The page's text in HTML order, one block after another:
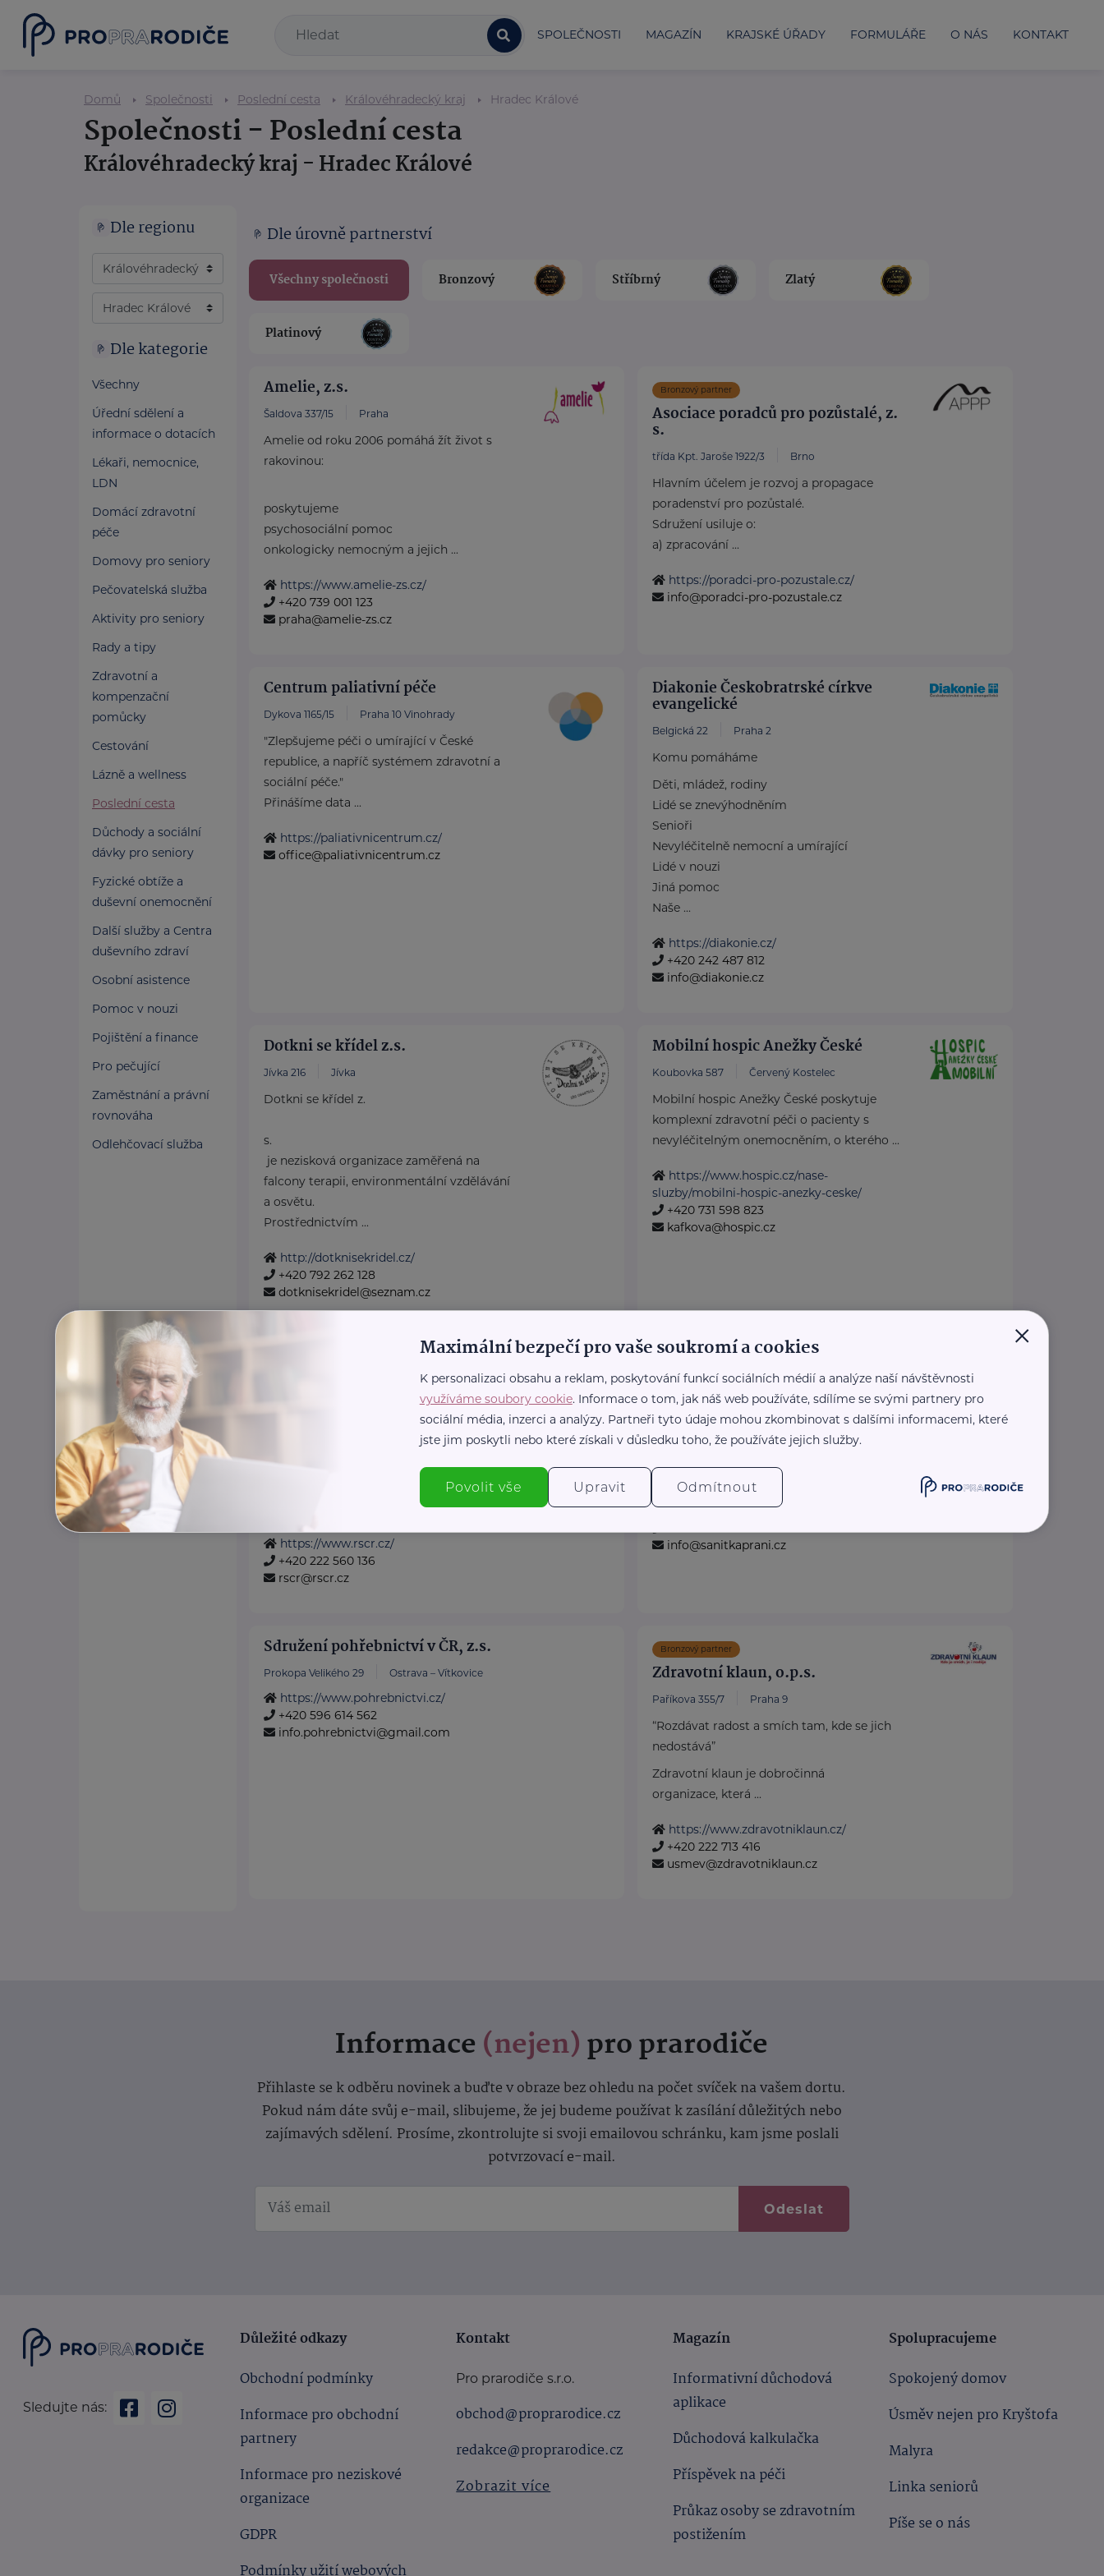
SPOLEČNOSTI MAGAZÍN KRAJSKÉ ÚŘADY FORMULÁŘE O NÁS KONTAKT
Domů Společnosti Poslední cesta Královéhradecký kraj Hradec Králové
Společnosti - Poslední cesta
Královéhradecký kraj - Hradec Králové
Dle regionu
Dle kategorie
Všechny
Úřední sdělení a
informace o dotacích
Lékaři, nemocnice,
LDN
Domácí zdravotní
péče
Domovy pro seniory
Pečovatelská služba
Aktivity pro seniory
Rady a tipy
Zdravotní a
kompenzační
pomůcky
Cestování
Lázně a wellness
Poslední cesta
Důchody a sociální
dávky pro seniory
Fyzické obtíže a
duševní onemocnění
Další služby a Centra
duševního zdraví
Osobní asistence
Pomoc v nouzi
Pojištění a finance
Pro pečující
Zaměstnání a právní
rovnováha
Odlehčovací služba
Dle úrovně partnerství
Všechny společnosti Bronzový Stříbrný Zlatý
Platinový
Amelie, z.s.
Šaldova 337/15 Praha
Amelie od roku 2006 pomáhá žít život s
rakovinou:
poskytujeme
psychosociální pomoc
onkologicky nemocným a jejich ...
https://www.amelie-zs.cz/
+420 739 001 123
praha@amelie-zs.cz
Bronzový partner
Asociace poradců pro pozůstalé, z.
s.
třída Kpt. Jaroše 1922/3 Brno
Hlavním účelem je rozvoj a propagace
poradenství pro pozůstalé.
Sdružení usiluje o:
a) zpracování ...
https://poradci-pro-pozustale.cz/
info@poradci-pro-pozustale.cz
Centrum paliativní péče
Dykova 1165/15 Praha 10 Vinohrady
"Zlepšujeme péči o umírající v České
republice, a napříč systémem zdravotní a
sociální péče."
Přinášíme data ...
https://paliativnicentrum.cz/
office@paliativnicentrum.cz
Diakonie Českobratrské církve
evangelické
Belgická 22 Praha 2
Komu pomáháme
Děti, mládež, rodiny
Lidé se znevýhodněním
Senioři
Nevyléčitelně nemocní a umírající
Lidé v nouzi
Jiná pomoc
Naše ...
https://diakonie.cz/
+420 242 487 812
info@diakonie.cz
Dotkni se křídel z.s.
Jívka 216 Jívka
Dotkni se křídel z.
s.
je nezisková organizace zaměřená na
falcony terapii, environmentální vzdělávání
a osvětu.
Prostřednictvím ...
http://dotknisekridel.cz/
+420 792 262 128
dotknisekridel@seznam.cz
Mobilní hospic Anežky České
Koubovka 587 Červený Kostelec
Mobilní hospic Anežky České poskytuje
komplexní zdravotní péči o pacienty s
nevyléčitelným onemocněním, o kterého ...
https://www.hospic.cz/nase-
sluzby/mobilni-hospic-anezky-ceske/
+420 731 598 823
kafkova@hospic.cz
Politických vězňů 1419/11 Praha 1
Poskytujeme bezplatné sociálně-právní
poradentství pro seniory po celé ČR.
Vydáváme časopis Doba seniorů.
Akreditované poradny RS ...
https://www.rscr.cz/
+420 222 560 136
rscr@rscr.cz
Posláním projektu Sanitka přání je
poskytnout imobilnímu pacientovi v
rozloučit se ...
https://www.sanitkaprani.cz/
info@sanitkaprani.cz
Sdružení pohřebnictví v ČR, z.s.
Prokopa Velikého 29 Ostrava – Vítkovice
https://www.pohrebnictvi.cz/
+420 596 614 562
info.pohrebnictvi@gmail.com
Bronzový partner
Zdravotní klaun, o.p.s.
Paříkova 355/7 Praha 9
“Rozdávat radost a smích tam, kde se jich
nedostává”
Zdravotní klaun je dobročinná
organizace, která ...
https://www.zdravotniklaun.cz/
+420 222 713 416
usmev@zdravotniklaun.cz
Informace (nejen)pro prarodiče
Přihlaste se k odběru novinek a buďte v obraze bez ohledu na počet svíček na vašem dortu.
Pokud nám dáte svůj e-mail, slibujeme, že jej budeme používat k zasílání důležitých nebo
zajímavých sdělení. Prosíme, zkontrolujte si svoji emailovou schránku, kam jsme poslali
potvrzovací e-mail.
Odeslat
Sledujte nás:
Důležité odkazy
Obchodní podmínky
Informace pro obchodní
partnery
Informace pro neziskové
organizace
GDPR
Podmínky užití webových
Kontakt
Pro prarodiče s.r.o.
obchod@proprarodice.cz
redakce@proprarodice.cz
Zobrazit více
Magazín
Informativní důchodová
aplikace
Důchodová kalkulačka
Příspěvek na péči
Průkaz osoby se zdravotním
postižením
Spolupracujeme
Spokojený domov
Úsměv nejen pro Kryštofa
Malyra
Linka seniorů
Píše se o nás
×
Maximální bezpečí pro vaše soukromí a cookies
K personalizaci obsahu a reklam, poskytování funkcí sociálních médií a analýze naší návštěvnosti
využíváme soubory cookie. Informace o tom, jak náš web používáte, sdílíme se svými partnery pro
sociální média, inzerci a analýzy. Partneři tyto údaje mohou zkombinovat s dalšími informacemi, které
jste jim poskytli nebo které získali v důsledku toho, že používáte jejich služby.
Povolit vše Upravit Odmítnout